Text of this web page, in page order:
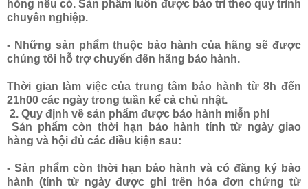
hỏng nếu có. Sản phẩm luôn được bảo trì theo quy trình
chuyên nghiệp.
- Những sản phẩm thuộc bảo hành của hãng sẽ được
chúng tôi hỗ trợ chuyển đến hãng bảo hành.
Thời gian làm việc của trung tâm bảo hành từ 8h đến
21h00 các ngày trong tuần kể cả chủ nhật.
2. Quy định về sản phẩm được bảo hành miễn phí
Sản phẩm còn thời hạn bảo hành tính từ ngày giao
hàng và hội đủ các điều kiện sau:
- Sản phẩm còn thời hạn bảo hành và có đăng ký bảo
hành (tính từ ngày được ghi trên hóa đơn chứng từ